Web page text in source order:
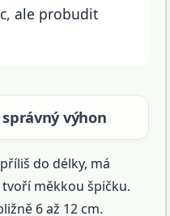
ale probudit
výhon
do délky, má
měkkou špičku.
6 až 12 cm.